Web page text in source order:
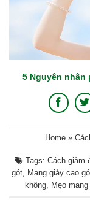
5 Nguyên nhân
Home »
Tags: Cách giảm
gót, Mang giày cao
không
Mẹo